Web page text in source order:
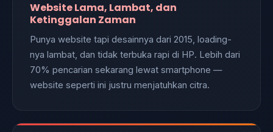
Website Lama, Lambat, dan
Ketinggalan Zaman
Punya website tapi desainnya dari 2015, loading-
nya lambat, dan tidak terbuka rapi di HP. Lebih dari
70% pencarian sekarang lewat smartphone —
website seperti ini justru menjatuhkan citra.